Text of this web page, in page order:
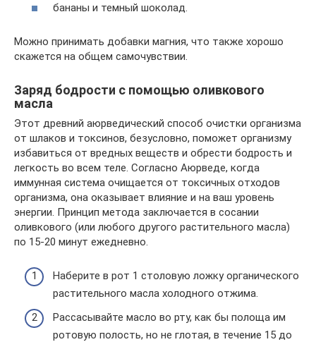
бананы и темный шоколад.
Можно принимать добавки магния, что также хорошо
скажется на общем самочувствии.
Заряд бодрости с помощью оливкового
масла
Этот древний аюрведический способ очистки организма
от шлаков и токсинов, безусловно, поможет организму
избавиться от вредных веществ и обрести бодрость и
легкость во всем теле. Согласно Аюрведе, когда
иммунная система очищается от токсичных отходов
организма, она оказывает влияние и на ваш уровень
энергии. Принцип метода заключается в сосании
оливкового (или любого другого растительного масла)
по 15-20 минут ежедневно.
Наберите в рот 1 столовую ложку органического
растительного масла холодного отжима.
Рассасывайте масло во рту, как бы полоща им
ротовую полость, но не глотая, в течение 15 до